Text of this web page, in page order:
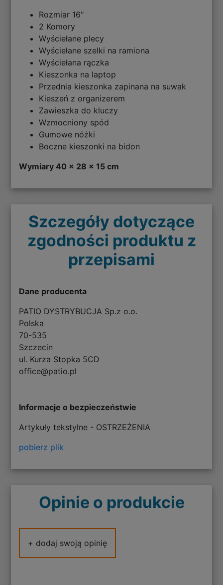
Rozmiar 16"
2 Komory
Wyściełane plecy
Wyściełane szelki na ramiona
Wyściełana rączka
Kieszonka na laptop
Przednia kieszonka zapinana na suwak
Kieszeń z organizerem
Zawieszka do kluczy
Wzmocniony spód
Gumowe nóżki
Boczne kieszonki na bidon
Wymiary 40 x 28 x 15 cm
Szczegóły dotyczące
zgodności produktu z
przepisami
Dane producenta
PATIO DYSTRYBUCJA Sp.z o.o.
Polska
70-535
Szczecin
ul. Kurza Stopka 5CD
office@patio.pl
Informacje o bezpieczeństwie
Artykuły tekstylne - OSTRZEŻENIA
pobierz plik
Opinie o produkcie
+ dodaj swoją opinię